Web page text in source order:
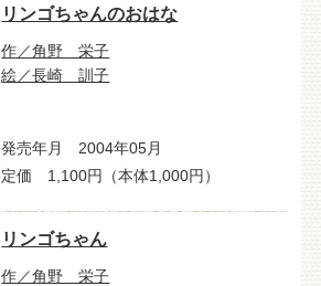
リンゴちゃんのおはな
作／角野 栄子
絵／長崎 訓子
発売年月 2004年05月
定価 1,100円（本体1,000円）
リンゴちゃん
作／角野 栄子